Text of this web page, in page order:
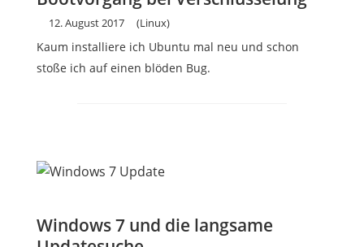
12. August 2017 (Linux)
Kaum installiere ich Ubuntu mal neu und schon
stoße ich auf einen blöden Bug.
Windows 7 und die langsame